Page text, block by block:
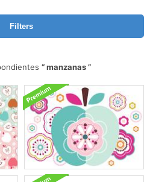
Filters
manzanas